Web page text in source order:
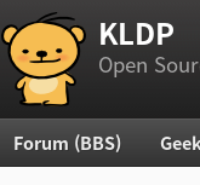
부 메뉴 KLDP
Open
주 메뉴
Forum (BBS)